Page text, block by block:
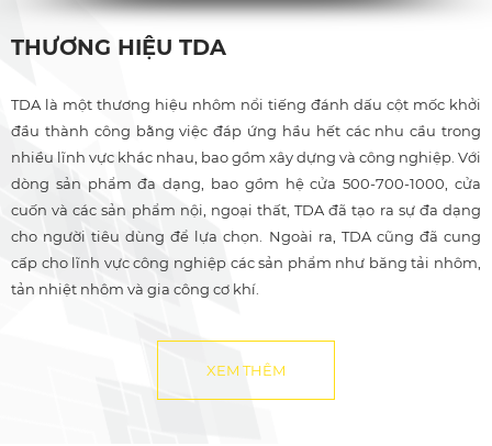
THƯƠNG HIỆU TDA
TDA là một thương hiệu nhôm nổi tiếng đánh dấu cột mốc khởi
đầu thành công bằng việc đáp ứng hầu hết các nhu cầu trong
nhiều lĩnh vực khác nhau, bao gồm xây dựng và công nghiệp. Với
dòng sản phẩm đa dạng, bao gồm hệ cửa 500-700-1000, cửa
cuốn và các sản phẩm nội, ngoại thất, TDA đã tạo ra sự đa dạng
cho người tiêu dùng để lựa chọn. Ngoài ra, TDA cũng đã cung
cấp cho lĩnh vực công nghiệp các sản phẩm như băng tải nhôm,
tản nhiệt nhôm và gia công cơ khí.
XEM THÊM